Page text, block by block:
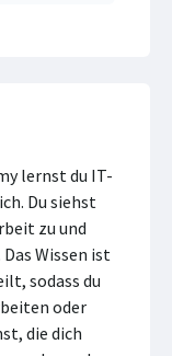
lernst du IT-
Du siehst
zu und
Wissen ist
sodass du
oder
die dich